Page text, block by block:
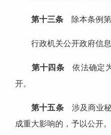
第十三条 除本条例第
行政机关公开政府信息
第十四条依法确定为
开。
第十五条涉及商业秘
成重大影响的，予以公开。